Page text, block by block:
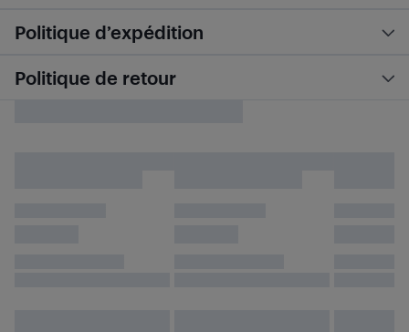
Politique d’expédition
Politique de retour